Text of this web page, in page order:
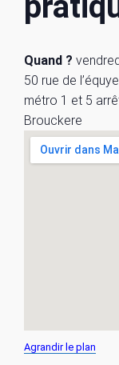
Quand ?
50 rue de
métro 1 et 5
Brouckere
Agrandir le plan